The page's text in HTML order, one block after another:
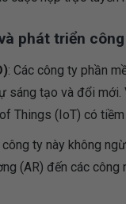
phát triển
: Các công ty phần
sáng tạo và đổi
Things (IoT) có
công ty này không
(AR) đến các